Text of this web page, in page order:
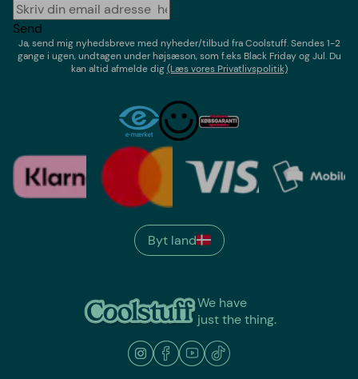
Send
Ja, send mig nyhedsbreve med nyheder/tilbud fraCoolstuff. Sendes 1-2
gange i ugen,undtagen under højsæson, som f.eks Black Friday og Jul. Du
kan altid afmelde dig(Læs vores Privatlivspolitik)
We have
just the thing.
Byt land